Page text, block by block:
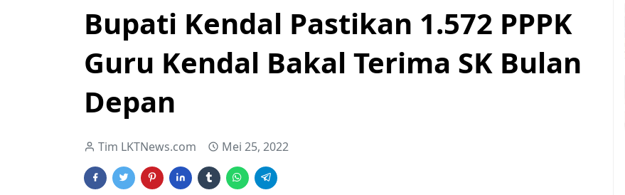
Bupati Kendal Pastikan 1.572 PPPK
Guru Kendal Bakal Terima SK Bulan
Depan
Tim LKTNews.com Mei 25, 2022